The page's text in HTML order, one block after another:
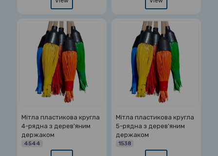
Мітла пластикова кругла
4-рядна з дерев'яним
держаком
4544
Мітла пластикова кругла
5-рядна з дерев'яним
держаком
1538